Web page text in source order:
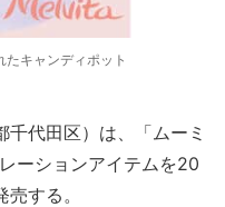
たキャンディポット
代田区）は、「ムーミ
ーションアイテムを20
する。